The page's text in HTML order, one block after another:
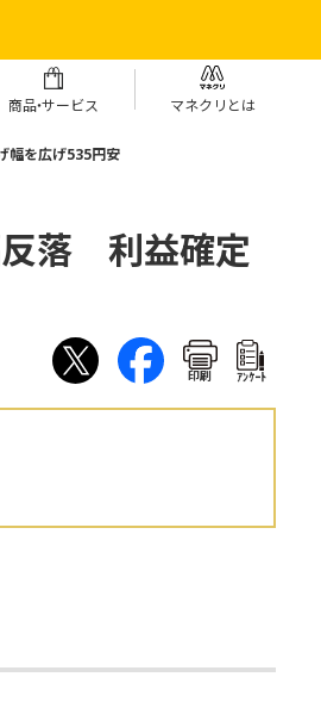
商品・サービス マネクリとは
幅を広げ535円安
反落 利益確定
印刷 ｱﾝｹｰﾄ